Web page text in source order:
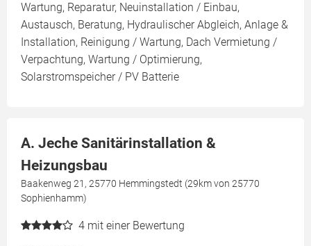
Wartung, Reparatur, Neuinstallation / Einbau,
Austausch, Beratung, Hydraulischer Abgleich, Anlage &
Installation, Reinigung / Wartung, Dach Vermietung /
Verpachtung, Wartung / Optimierung,
Solarstromspeicher / PV Batterie
A. Jeche Sanitärinstallation &
Heizungsbau
Baakenweg 21, 25770 Hemmingstedt (29km von 25770
Sophienhamm)
4 mit einer Bewertung